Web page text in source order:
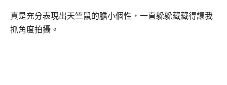
真是充分表現出天竺鼠的膽小個性，一直躲躲藏藏得讓我
抓角度拍攝。